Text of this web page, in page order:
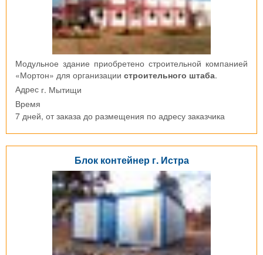
Модульное здание приобретено строительной компанией
«Мортон» для организации строительного штаба.
Адрес г. Мытищи
Время
7 дней, от заказа до размещения по адресу заказчика
Блок контейнер г. Истра